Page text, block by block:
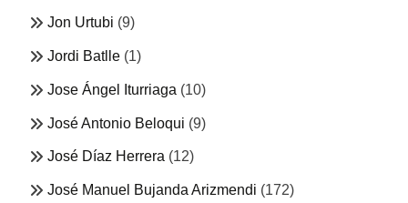
Jon Urtubi (9)
Jordi Batlle (1)
Jose Ángel Iturriaga (10)
José Antonio Beloqui (9)
José Díaz Herrera (12)
José Manuel Bujanda Arizmendi (172)